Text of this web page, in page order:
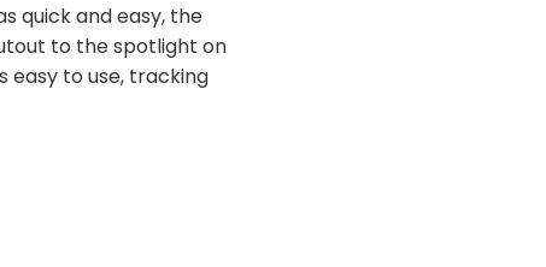
quick and easy, the
to the spotlight on
easy to use, tracking